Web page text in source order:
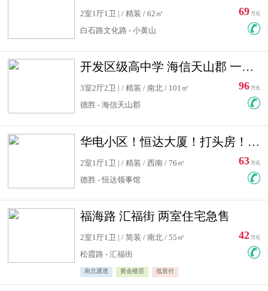
2室1厅1卫 | / 精装 / 62㎡
白石路文化路 - 小黄山
69 万元
开发区级高中学 海信天山郡 一手合同没有税！ 送车位
3室2厅2卫 | / 精装 / 南北 / 101㎡
德胜 - 海信天山郡
96 万元
华电小区！恒达大厦！打头房！精装修！可低首付！随时看房！
2室1厅1卫 | / 精装 / 西南 / 76㎡
德胜 - 恒达领事馆
63 万元
福海路 汇福街 两室住宅急售
2室1厅1卫 | / 简装 / 南北 / 55㎡
松霞路 - 汇福街
南北通透 黄金楼层 低首付
42 万元